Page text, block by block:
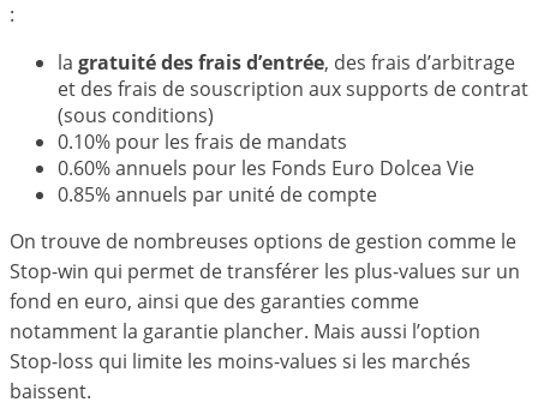
:
la gratuité des frais d’entrée, des frais d’arbitrage
et des frais de souscription aux supports de contrat
(sous conditions)
0.10% pour les frais de mandats
0.60% annuels pour les Fonds Euro Dolcea Vie
0.85% annuels par unité de compte
On trouve de nombreuses options de gestion comme le
Stop-win qui permet de transférer les plus-values sur un
fond en euro, ainsi que des garanties comme
notamment la garantie plancher. Mais aussi l’option
Stop-loss qui limite les moins-values si les marchés
baissent.